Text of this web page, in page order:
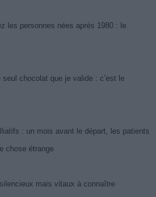
les personnes nées après 1980 : le
chocolat que je valide : c’est le
: un mois avant le départ, les patients
chose étrange
mais vitaux à connaître